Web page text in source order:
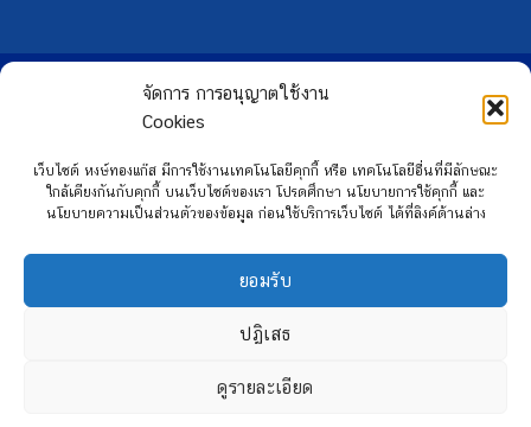
จัดการ การอนุญาตใช้งาน
Cookies
เว็บไซต์ หงษ์ทองแก๊ส มีการใช้งานเทคโนโลยีคุกกี้ หรือ เทคโนโลยีอื่นที่มีลักษณะ
ใกล้เคียงกันกับคุกกี้ บนเว็บไซต์ของเรา โปรดศึกษา นโยบายการใช้คุกกี้ และ
นโยบายความเป็นส่วนตัวของข้อมูล ก่อนใช้บริการเว็บไซต์ ได้ที่ลิงค์ด้านล่าง
ยอมรับ
ปฏิเสธ
ดูรายละเอียด
Hongtong Auto Gas